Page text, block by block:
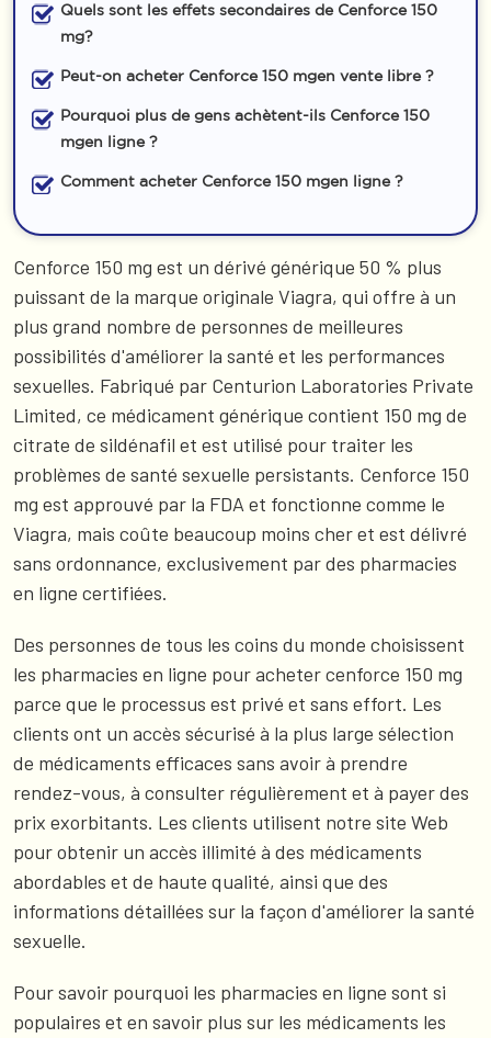
Quels sont les effets secondaires de Cenforce 150
mg?
Peut-on acheter Cenforce 150 mgen vente libre ?
Pourquoi plus de gens achètent-ils Cenforce 150
mgen ligne ?
Comment acheter Cenforce 150 mgen ligne ?
Cenforce 150 mg est un dérivé générique 50 % plus
puissant de la marque originale Viagra, qui offre à un
plus grand nombre de personnes de meilleures
possibilités d'améliorer la santé et les performances
sexuelles. Fabriqué par Centurion Laboratories Private
Limited, ce médicament générique contient 150 mg de
citrate de sildénafil et est utilisé pour traiter les
problèmes de santé sexuelle persistants. Cenforce 150
mg est approuvé par la FDA et fonctionne comme le
Viagra, mais coûte beaucoup moins cher et est délivré
sans ordonnance, exclusivement par des pharmacies
en ligne certifiées.
Des personnes de tous les coins du monde choisissent
les pharmacies en ligne pour acheter cenforce 150 mg
parce que le processus est privé et sans effort. Les
clients ont un accès sécurisé à la plus large sélection
de médicaments efficaces sans avoir à prendre
rendez-vous, à consulter régulièrement et à payer des
prix exorbitants. Les clients utilisent notre site Web
pour obtenir un accès illimité à des médicaments
abordables et de haute qualité, ainsi que des
informations détaillées sur la façon d'améliorer la santé
sexuelle.
Pour savoir pourquoi les pharmacies en ligne sont si
populaires et en savoir plus sur les médicaments les